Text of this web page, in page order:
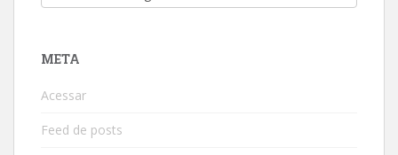
META
Acessar
Feed de posts